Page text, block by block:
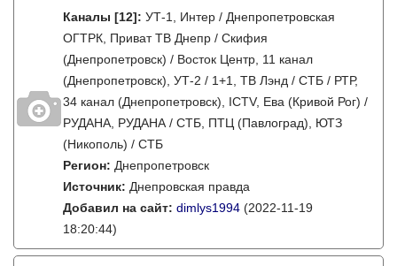
Каналы [12]: УТ-1, Интер / Днепропетровская
ОГТРК, Приват ТВ Днепр / Скифия
(Днепропетровск) / Восток Центр, 11 канал
(Днепропетровск), УТ-2 / 1+1, ТВ Лэнд / СТБ / РТР,
34 канал (Днепропетровск), ICTV, Ева (Кривой Рог) /
РУДАНА, РУДАНА / СТБ, ПТЦ (Павлоград), ЮТЗ
(Никополь) / СТБ
Регион: Днепропетровск
Источник: Днепровская правда
Добавил на сайт: dimlys1994 (2022-11-19
18:20:44)